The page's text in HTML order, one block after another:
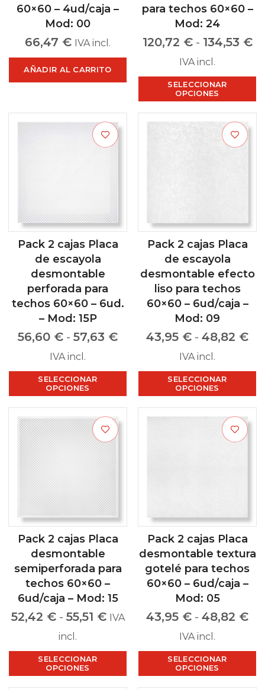
60×60 – 4ud/caja –
Mod: 00
66,47 € IVA incl.
AÑADIR AL CARRITO
para techos 60×60 –
Mod: 24
120,72 € - 134,53 €
IVA incl.
SELECCIONAR
OPCIONES
Pack 2 cajas Placa
de escayola
desmontable
perforada para
techos 60×60 – 6ud.
– Mod: 15P
56,60 € - 57,63 €
IVA incl.
SELECCIONAR
OPCIONES
Pack 2 cajas Placa
de escayola
desmontable efecto
liso para techos
60×60 – 6ud/caja –
Mod: 09
43,95 € - 48,82 €
IVA incl.
SELECCIONAR
OPCIONES
Pack 2 cajas Placa
desmontable
semiperforada para
techos 60×60 –
6ud/caja – Mod: 15
52,42 € - 55,51 € IVA
incl.
SELECCIONAR
OPCIONES
Pack 2 cajas Placa
desmontable textura
gotelé para techos
60×60 – 6ud/caja –
Mod: 05
43,95 € - 48,82 €
IVA incl.
SELECCIONAR
OPCIONES